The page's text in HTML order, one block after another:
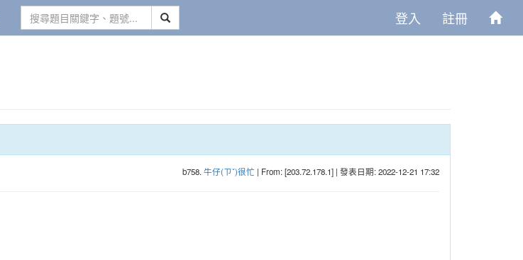
登入 註冊
b758. 牛仔(ㄗˇ)很忙 | From: [203.72.178.1] | 發表日期: 2022-12-21 17:32